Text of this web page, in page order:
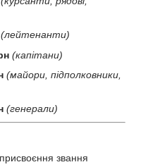
(лейтенанти)
(капітани)
(майори, підполковники,
(генерали)
звання